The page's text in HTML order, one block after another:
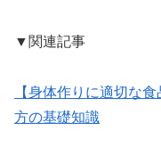
▼関連記事
【身体作りに適切な
方の基礎知識